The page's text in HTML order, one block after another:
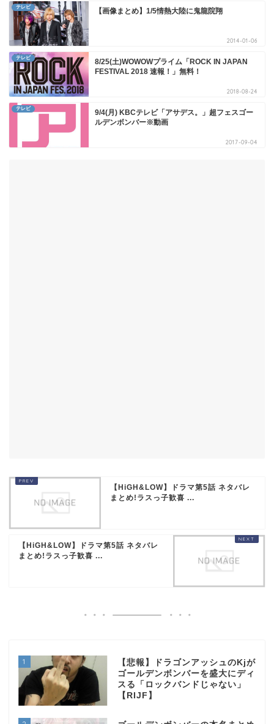
テレビ 【画像まとめ】1/5情熱大陸に鬼龍院翔
2014-01-06
テレビ
8/25(土)WOWOWプライム「ROCK IN JAPAN
FESTIVAL 2018 速報！」無料！
2018-08-24
テレビ
9/4(月) KBCテレビ「アサデス。」超フェスゴー
ルデンボンバー※動画
2017-09-04
【HiGH&LOW】ドラマ第5話 ネタバレ
まとめ!ラスっ子歓喜 ...
【HiGH&LOW】ドラマ第5話 ネタバレ
まとめ!ラスっ子歓喜 ...
1
【悲報】ドラゴンアッシュのKjが
ゴールデンボンバーを盛大にディ
スる「ロックバンドじゃない」
【RIJF】